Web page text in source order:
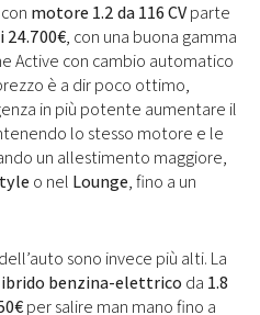
motore 1.2 da 116 CVparte
24.700€, con una buona gamma
Active con cambio automatico
è a dir poco ottimo,
in più potente aumentare il
lo stesso motore e le
un allestimento maggiore,
o nel Lounge, fino a un
dell’auto sono invece più alti. La
benzina-elettrico da 1.8
per salire man mano fino a